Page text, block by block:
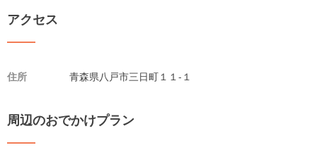
アクセス
住所 青森県八戸市三日町１１-１
周辺のおでかけプラン